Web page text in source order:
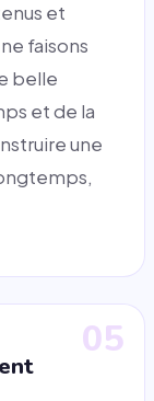
et
faisons
belle
et de la
une
05